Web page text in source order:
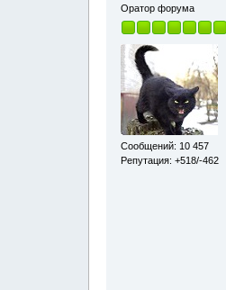
Оратор форума
Сообщений: 10 457
Репутация: +518/-462